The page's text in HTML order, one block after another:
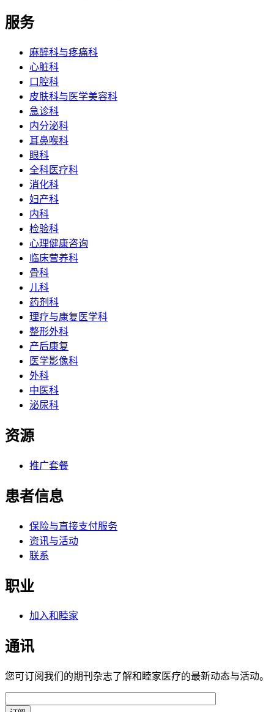
服务
麻醉科与疼痛科
心脏科
口腔科
皮肤科与医学美容科
急诊科
内分泌科
耳鼻喉科
眼科
全科医疗科
消化科
妇产科
内科
检验科
心理健康咨询
临床营养科
骨科
儿科
药剂科
理疗与康复医学科
整形外科
产后康复
医学影像科
外科
中医科
泌尿科
资源
推广套餐
患者信息
保险与直接支付服务
资讯与活动
联系
职业
加入和睦家
通讯
您可订阅我们的期刊杂志了解和睦家医疗的最新动态与活动。